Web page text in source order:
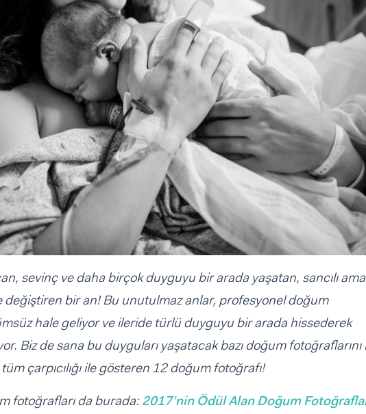
sevinç ve daha birçok duyguyu bir arada yaşatan, sancılı
değiştiren bir an! Bu unutulmaz anlar, profesyonel doğum
hale geliyor ve ileride türlü duyguyu bir arada hissederek
Biz de sana bu duyguları yaşatacak bazı doğum fotoğraflarını
çarpıcılığı ile gösteren 12 doğum fotoğrafı!
fotoğrafları da burada:2017’nin Ödül Alan Doğum